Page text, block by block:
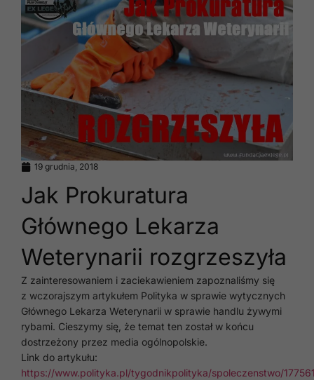
19 grudnia, 2018
Jak Prokuratura
Głównego Lekarza
Weterynarii rozgrzeszyła
Z zainteresowaniem i zaciekawieniem zapoznaliśmy się
z wczorajszym artykułem Polityka w sprawie wytycznych
Głównego Lekarza Weterynarii w sprawie handlu żywymi
rybami. Cieszymy się, że temat ten został w końcu
dostrzeżony przez media ogólnopolskie.
Link do artykułu:
https://www.polityka.pl/tygodnikpolityka/spoleczenstwo/